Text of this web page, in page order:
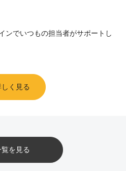
ンでいつもの担当者がサポートし
しく見る
覧を見る